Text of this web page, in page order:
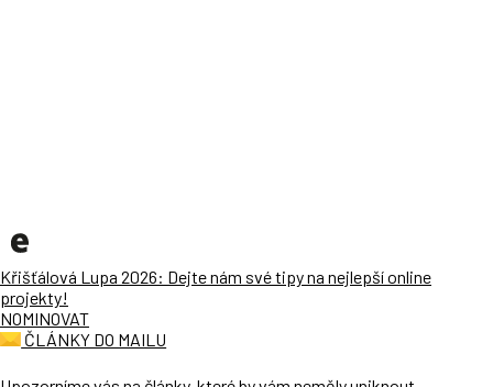
Křišťálová Lupa 2026: Dejte nám své tipy na nejlepší online
projekty!
NOMINOVAT
ČLÁNKY DO MAILU